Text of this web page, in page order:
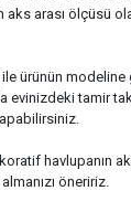
aks arası ölçüsü
ürünün modeline
evinizdeki tamir
havlupanın
öneririz.